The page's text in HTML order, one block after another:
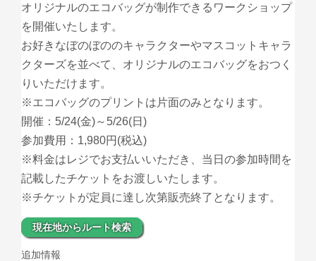
オリジナルのエコバッグが制作できるワークショップ
を開催いたします。
お好きなぼのぼののキャラクターやマスコットキャラ
クターズを並べて、オリジナルのエコバッグをおつく
りいただけます。
※エコバッグのプリントは片面のみとなります。
開催：5/24(金)～5/26(日)
参加費用：1,980円(税込)
※料金はレジでお支払いいただき、当日の参加時間を
記載したチケットをお渡しいたします。
※チケットが定員に達し次第販売終了となります。
現在地からルート検索
追加情報